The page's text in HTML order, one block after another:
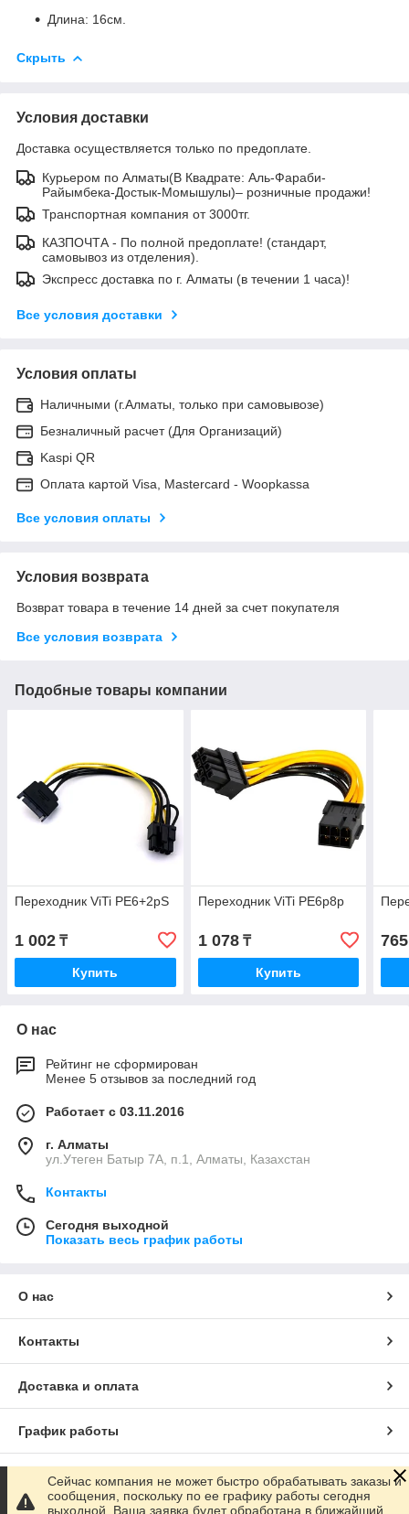
Длина: 16см.
Скрыть
Условия доставки
Доставка осуществляется только по предоплате.
Курьером по Алматы(В Квадрате: Аль-Фараби-
Райымбека-Достык-Момышулы)– розничные продажи!
Транспортная компания от 3000тг.
КАЗПОЧТА - По полной предоплате! (стандарт,
самовывоз из отделения).
Экспресс доставка по г. Алматы (в течении 1 часа)!
Все условия доставки
Условия оплаты
Наличными (г.Алматы, только при самовывозе)
Безналичный расчет (Для Организаций)
Kaspi QR
Оплата картой Visa, Mastercard - Woopkassa
Все условия оплаты
Условия возврата
Возврат товара в течение 14 дней за счет покупателя
Все условия возврата
Подобные товары компании
Переходник ViTi PE6+2pS
1 002 ₸
Купить
Переходник ViTi PE6p8p
1 078₸
Купить
765
О нас
Рейтинг не сформирован
Менее 5 отзывов за последний год
Работает с 03.11.2016
г. Алматы
ул.Утеген Батыр 7А, п.1, Алматы, Казахстан
Контакты
Сегодня выходной
Показать весь график работы
О нас
Контакты
Доставка и оплата
График работы
Полная версия сайта
Сейчас компания не может быстро обрабатывать заказы и
сообщения, поскольку по ее графику работы сегодня
выходной. Ваша заявка будет обработана в ближайший